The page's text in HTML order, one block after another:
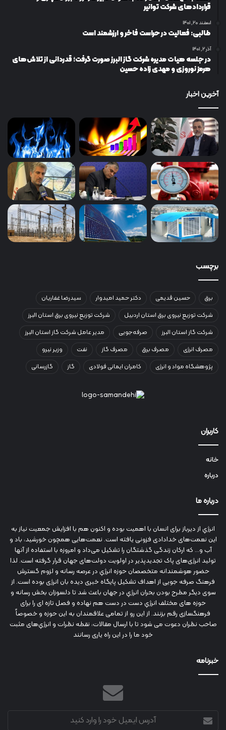
قراردادهای شركت توانیر
اسفند ۲۰, ۱۴۰۱
طالبی: فعالیت در حراست فاخر و ارزشمند است
آذر ۲, ۱۴۰۱
در جلسه هیات مدیره شرکت گاز البرز صورت گرفت؛ قدردانی از تلاش‌های
هرمز نوروزی و مهدی زاده حسین
آخرین اخبار
برچسب
برق حسین قدیمی دکتر حمید امیدوار
سیدرضا غفاریان
شرکت توزیع نیروی برق استان اردبیل
شرکت توزیع نیروی برق استان البرز
شرکت گاز استان البرز
صرفه‌جویی
مدیر عامل شرکت گاز استان البرز
مصرف انرژی
مصرف برق مصرف گاز نفت
وزیر نیرو
پژوهشگاه مواد و انرژی
کامران ایمانی فولادی گاز گازرسانی
کاربران
خانه
درباره
درباره ما
انرژي‌ از دیرباز برای انسان با اهمیت بوده و اکنون هم با افزایش جمعیت نیاز به
این نعمت‌های خدادادی فزونی یافته است. نعمت‌هایی همچون خورشید، باد و
آب و... که ارکان زندگی گذشتگان را تشکیل می‌داد و امروزه با استفاده از آنها
تولید انرژی‌های پاک تجدیدپذیر در اولویت دولت‌های جهان قرار گرفته است. لذا
حضور هوشمندانه متخصصان حوزه انرژي در عرصه رسانه و لزوم گسترش
فرهنگ صرفه جویی از اهداف تشکیل پایگاه خبری دیده بان انرژی بوده است. از
سوی دیگر مطرح بودن بحران انرژي در جهان باعث شد تا دلسوزان بخش رسانه و
حوزه های مختلف انرژي دست در دست هم نهاده و فصل تازه ای را برای
فرهنگسازی رقم بزنند. از این رو از تمامی علاقمندان به این حوزه و خصوصاً
صاحب نظران دعوت می شود تا با ارسال مقالات، نقطه نظرات و انرژي‌های مثبت
خود ما را در این راه یاری رسانند
خبرنامه
آدرس
ایمیل